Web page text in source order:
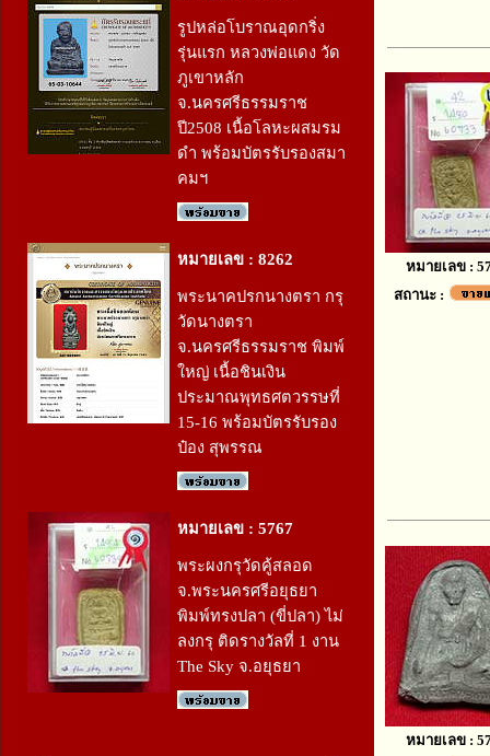
รูปหล่อโบราณอุดกริ่ง
รุ่นแรก หลวงพ่อแดง วัด
ภูเขาหลัก
จ.นครศรีธรรมราช
ปี2508 เนื้อโลหะผสมรม
ดำ พร้อมบัตรรับรองสมา
คมฯ
หมายเลข : 8262
พระนาคปรกนางตรา กรุ
วัดนางตรา
จ.นครศรีธรรมราช พิมพ์
ใหญ่ เนื้อชินเงิน
ประมาณพุทธศตวรรษที่
15-16 พร้อมบัตรรับรอง
ป๋อง สุพรรณ
หมายเลข : 5767
พระผงกรุวัดคู้สลอด
จ.พระนครศรีอยุธยา
พิมพ์ทรงปลา (ขี่ปลา) ไม่
ลงกรุ ติดรางวัลที่ 1 งาน
The Sky จ.อยุธยา
หมายเลข :
สถานะ :
หมายเลข :